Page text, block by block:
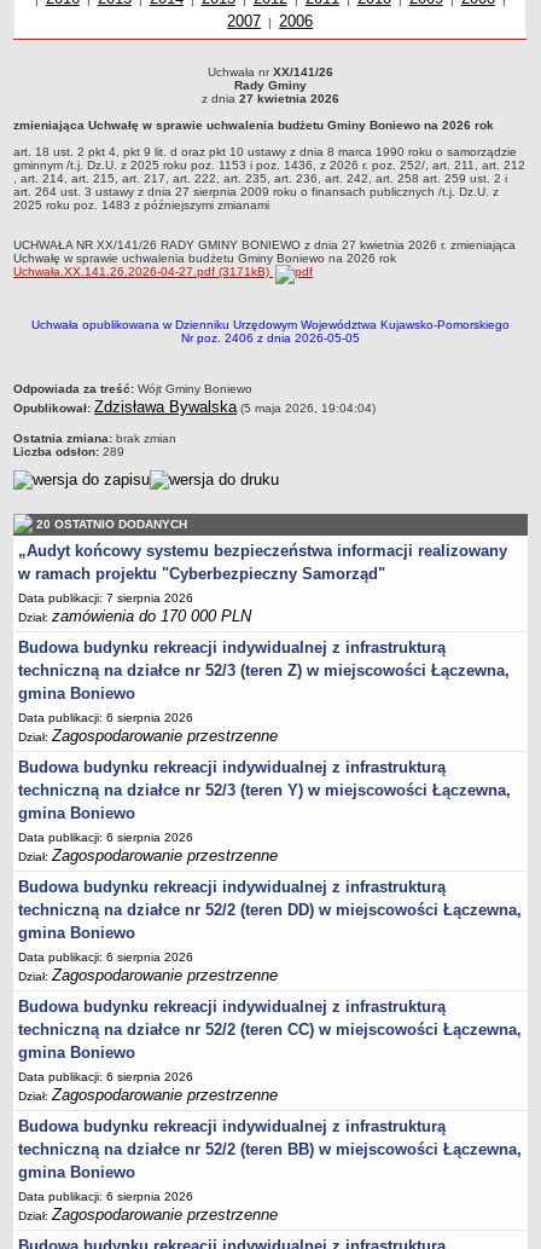
Plan ogólny Gminy Boniewo
Miejscowy Plan Zagospodarowania Przestrzennego wybranych
System Informacji Przestrzennej e-mapa
petycje
ponowne wykorzystywanie
pomoc prawna
Porozumienia
ocena jakości wody
Rada gminy
Urząd gminy
Wójt
Jednostki organizacyjne
jednostki pomocnicze /sołectwa Gminy Boniewo/
Gminne Instytucje Kultury
Nabór pracowników na stanowiska pracy
Deklaracja dostępności strony internetowej Urzędu Gminy Boniewo
RODO
REJESTRY
Rejestry i ewidencje
Rejestr działalności regulowanej
Ewidencja udzielonych i cofniętych zezwoleń na prowadzenie
Zbiorowego Zaopatrzenia w Wodę i Zbiorowego Odprowadzania
Ścieków
Rejestr Instytucji Kultury
Zestawienie przedsiębiorców w zakresie opróżniania zbiorników
AKTUALNOŚCI GMINY BONIEWO
FINANSE GMINY
Majątek gminy
Budżet
sprawozdania z wykonania budżetu
Plan postępowań na 2026 rok
Plan postępowań o udzielenie zamówień na rok 2025
Plan postępowań na rok 2024
Plan postępowań o udzielenie zamówień na rok 2023
Plan postępowań o udzielenie zamówień na rok 2022
2007 | Uchwały z roku
2006
Uchwała nr XX/141/26 Rady Gminyz dnia 27 kwietnia 2026zmieniająca Uchwałę w
sprawie uchwalenia budżetu Gminy Boniewo na 2026 rokart. 18 ust. 2 pkt 4, pkt 9
Dz.U. z 2025 roku poz. 1153 i poz. 1436, z 2026 r. poz. 252/, art. 211, art. 212 , art.
264 ust. 3 ustawy z dnia 27 sierpnia 2009 roku o finansach publicznych /t.j. Dz.U. z
2025 roku poz. 1483 z późniejszymi zmianami
Uchwała nrXX/141/26
Rady Gminy
z dnia 27 kwietnia 2026
zmieniająca Uchwałę w sprawie uchwalenia budżetu Gminy Boniewo na 2026 rok
art. 18 ust. 2 pkt 4, pkt 9 lit. d oraz pkt 10 ustawy z dnia 8 marca 1990 roku o samorządzie
gminnym /t.j. Dz.U. z 2025 roku poz. 1153 i poz. 1436, z 2026 r. poz. 252/, art. 211, art. 212
, art. 214, art. 215, art. 217, art. 222, art. 235, art. 236, art. 242, art. 258 art. 259 ust. 2 i
art. 264 ust. 3 ustawy z dnia 27 sierpnia 2009 roku o finansach publicznych /t.j. Dz.U. z
2025 roku poz. 1483 z późniejszymi zmianami
UCHWAŁA NR XX/141/26 RADY GMINY BONIEWO z dnia 27 kwietnia 2026 r. zmieniająca
Uchwałę w sprawie uchwalenia budżetu Gminy Boniewo na 2026 rok
Uchwała.XX.141.26.2026-04-27.pdf (3171kB)
Uchwała opublikowana w Dzienniku Urzędowym Województwa Kujawsko-Pomorskiego
Nr poz. 2406 z dnia 2026-05-05
metryczka
Odpowiada za treść: Wójt Gminy Boniewo
Opublikował: Zdzisława Bywalska (5 maja 2026, 19:04:04)
Ostatnia zmiana: brak zmian
Liczba odsłon: 289
20 OSTATNIO DODANYCH
„Audyt końcowy systemu bezpieczeństwa informacji realizowany
w ramach projektu "Cyberbezpieczny Samorząd"
Data publikacji: 7 sierpnia 2026
Dział:zamówienia do 170 000 PLN
Budowa budynku rekreacji indywidualnej z infrastrukturą
techniczną na działce nr 52/3 (teren Z) w miejscowości Łączewna,
gmina Boniewo
Data publikacji: 6 sierpnia 2026
Dział:Zagospodarowanie przestrzenne
Budowa budynku rekreacji indywidualnej z infrastrukturą
techniczną na działce nr 52/3 (teren Y) w miejscowości Łączewna,
gmina Boniewo
Data publikacji: 6 sierpnia 2026
Dział:Zagospodarowanie przestrzenne
Budowa budynku rekreacji indywidualnej z infrastrukturą
techniczną na działce nr 52/2 (teren DD) w miejscowości Łączewna,
gmina Boniewo
Data publikacji: 6 sierpnia 2026
Dział:Zagospodarowanie przestrzenne
Budowa budynku rekreacji indywidualnej z infrastrukturą
techniczną na działce nr 52/2 (teren CC) w miejscowości Łączewna,
gmina Boniewo
Data publikacji: 6 sierpnia 2026
Dział:Zagospodarowanie przestrzenne
Budowa budynku rekreacji indywidualnej z infrastrukturą
techniczną na działce nr 52/2 (teren BB) w miejscowości Łączewna,
gmina Boniewo
Data publikacji: 6 sierpnia 2026
Dział:Zagospodarowanie przestrzenne